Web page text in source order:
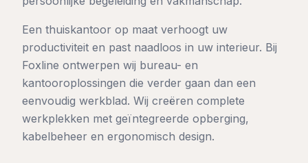
Een thuiskantoor op maat verhoogt uw
productiviteit en past naadloos in uw interieur. Bij
Foxline ontwerpen wij bureau- en
kantooroplossingen die verder gaan dan een
eenvoudig werkblad. Wij creëren complete
werkplekken met geïntegreerde opberging,
kabelbeheer en ergonomisch design.